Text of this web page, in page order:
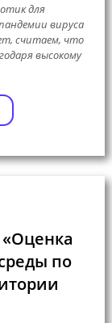
для
вируса
считаем, что
высокому
«Оценка
по